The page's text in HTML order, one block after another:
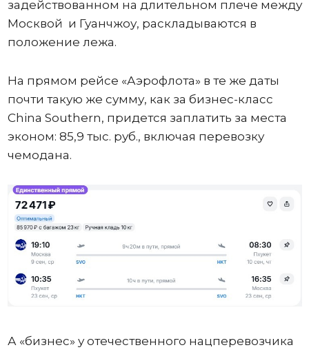
задействованном на длительном плече между
Москвой и Гуанчжоу, раскладываются в
положение лежа.
На прямом рейсе «Аэрофлота» в те же даты
почти такую же сумму, как за бизнес-класс
China Southern, придется заплатить за места
эконом: 85,9 тыс. руб., включая перевозку
чемодана.
А «бизнес» у отечественного нацперевозчика